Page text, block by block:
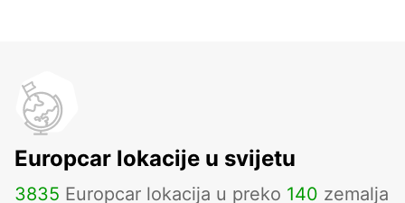
Europcar lokacije u svijetu
3835 Europcar lokacija u preko 140 zemalja